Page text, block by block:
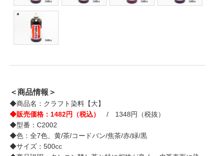
＜商品情報＞
◆商品名：クラフト染料【大】
◆販売価格：1482円（税込）
/ 1348円（税抜）
◆型番：C2002
◆色：全7色、黄/茶/コードバン/焦茶/赤/緑/黒
◆サイズ：500cc